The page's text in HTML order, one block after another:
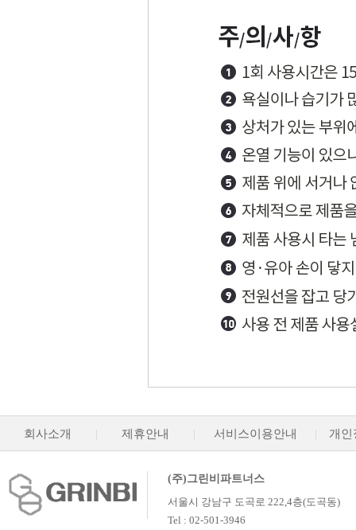
회사소개 제휴안내 서비스이용안내 개인
(주)그린비파트너스
서울시 강남구 도곡로 222,4층(도곡동)
Tel : 02-501-3946